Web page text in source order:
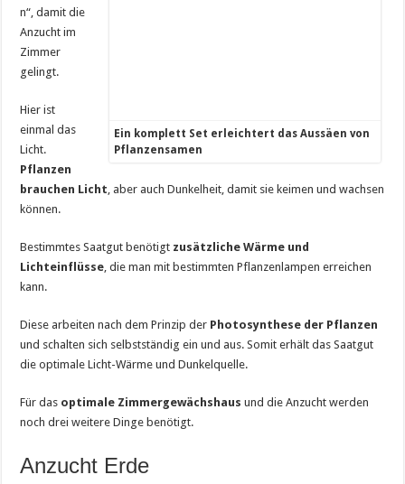
Ein komplett Set erleichtert das Aussäen von
Pflanzensamen
n“, damit die
Anzucht im
Zimmer
gelingt.
Hier ist
einmal das
Licht.
Pflanzen
brauchen Licht , aber auch Dunkelheit, damit sie keimen und wachsen
können.
Bestimmtes Saatgut benötigt zusätzliche Wärme und
Lichteinflüsse , die man mit bestimmten Pflanzenlampen erreichen
kann.
Diese arbeiten nach dem Prinzip der Photosynthese der Pflanzen
und schalten sich selbstständig ein und aus. Somit erhält das Saatgut
die optimale Licht-Wärme und Dunkelquelle.
Für das optimale Zimmergewächshaus und die Anzucht werden
noch drei weitere Dinge benötigt.
Anzucht Erde